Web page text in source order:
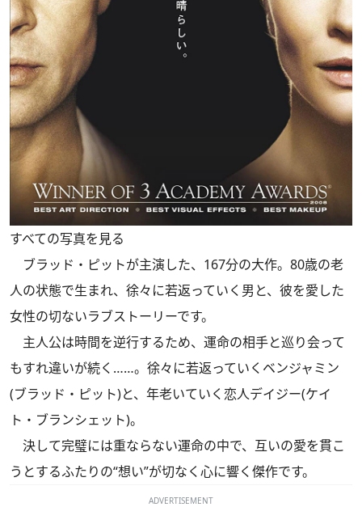
すべての写真を見る
ブラッド・ピットが主演した、167分の大作。80歳の老
人の状態で生まれ、徐々に若返っていく男と、彼を愛した
女性の切ないラブストーリーです。
主人公は時間を逆行するため、運命の相手と巡り会って
もすれ違いが続く……。徐々に若返っていくベンジャミン
(ブラッド・ピット)と、年老いていく恋人デイジー(ケイ
ト・ブランシェット)。
決して完璧には重ならない運命の中で、互いの愛を貫こ
うとするふたりの“想い”が切なく心に響く傑作です。
ADVERTISEMENT